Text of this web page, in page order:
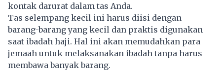
kontak darurat dalam tas Anda.
Tas selempang kecil ini harus diisi dengan
barang-barang yang kecil dan praktis digunakan
saat ibadah haji. Hal ini akan memudahkan para
jemaah untuk melaksanakan ibadah tanpa harus
membawa banyak barang.